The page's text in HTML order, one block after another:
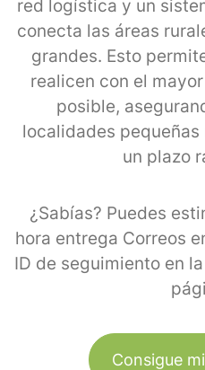
red logística y un
conecta las áreas
grandes. Esto
realicen con el
posible,
localidades
un plazo
¿Sabías? Puedes
hora entrega Correos
ID de seguimiento en
Consigue